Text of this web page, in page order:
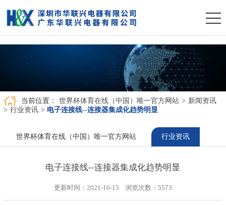
当前位置： 世界杯体育在线（中国）唯一官方网站 > 新闻资讯
> 行业资讯 > 电子连接线--连接器集成化趋势明显
世界杯体育在线（中国）唯一官方网站 行业资讯
电子连接线--连接器集成化趋势明显
更新时间：2021-10-15 浏览次数： 5573